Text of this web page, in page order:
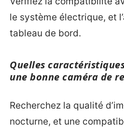
le système électrique, et
tableau de bord.
Quelles
une bonne caméra de
Recherchez la qualité
nocturne, et une